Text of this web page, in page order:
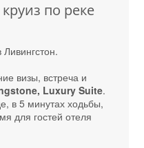
по реке
визы, встреча и
Luxury Suite.
в 5 минутах ходьбы,
для гостей отеля